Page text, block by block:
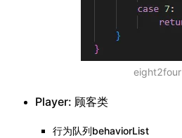
eight2four
Player: 顾客类
行为队列behaviorList